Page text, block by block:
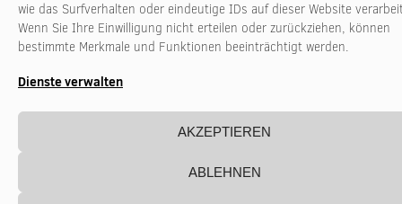
wie das Surfverhalten oder eindeutige IDs auf dieser Website
Wenn Sie Ihre Einwilligung nicht erteilen oder zurückziehen, können
bestimmte Merkmale und Funktionen beeinträchtigt werden.
Dienste verwalten
AKZEPTIEREN
ABLEHNEN